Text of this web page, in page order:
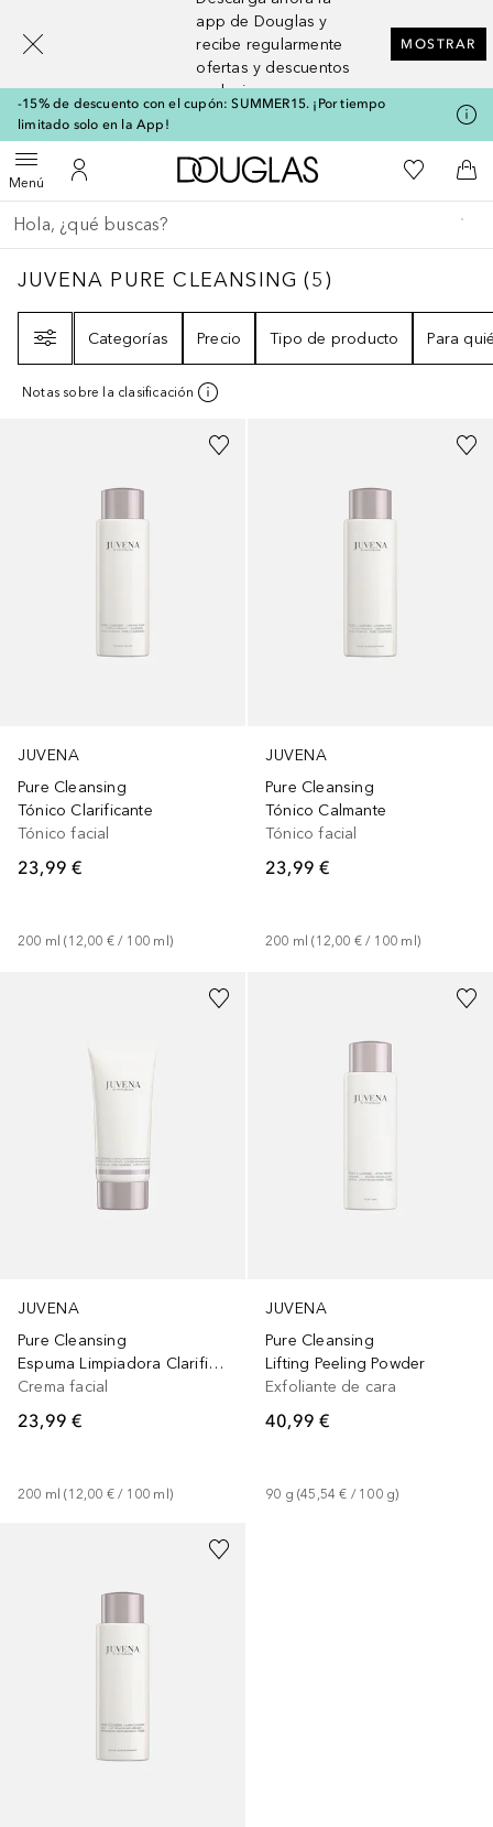
app de Douglas y
recibe regularmente
ofertas y descuentos
exclusivos
MOSTRAR
-15% de descuento con el cupón: SUMMER15. ¡Por tiempo
limitado solo en la App!
MenúAbrir menúMi cuenta
A Douglas HomeMi lista de
A
Regresar
Ejecutar búsqueda
JUVENA PURE CLEANSING5
JUVENA PURE CLEANSING (5)
Categorías
Precio Tipo de producto Para
Notas sobre la clasificación
JUVENA
Pure Cleansing
Tónico Clarificante
Tónico facial
23,99 €
200 ml (12,00 € / 100 ml )
JUVENA
Pure Cleansing
Tónico Calmante
Tónico facial
23,99 €
200 ml (12,00 € / 100 ml )
JUVENA
Pure Cleansing
Espuma Limpiadora Clarificante
Crema facial
23,99 €
200 ml (12,00 € / 100 ml )
JUVENA
Pure Cleansing
Lifting Peeling Powder
Exfoliante de cara
40,99 €
90 g (45,54 € / 100 g)
[navigation.slideout.screenreader]